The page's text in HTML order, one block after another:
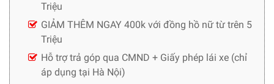
Triệu
GIẢM THÊM NGAY 400k với đồng hồ nữ từ trên 5
Triệu
Hỗ trợ trả góp qua CMND + Giấy phép lái xe (chỉ
áp dụng tại Hà Nội)